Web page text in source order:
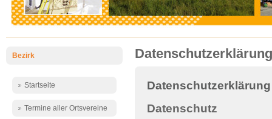
Bezirk
Startseite
Termine aller Ortsvereine
Datenschutzerklärung
Datenschutzerklärung
Datenschutz